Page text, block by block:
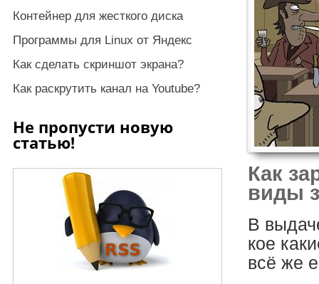
Как
виды
В
кое
всё же
Контейнер для жесткого диска
Программы для Linux от Яндекс
Как сделать скриншот экрана?
Как раскрутить канал на Youtube?
Не пропусти новую
статью!